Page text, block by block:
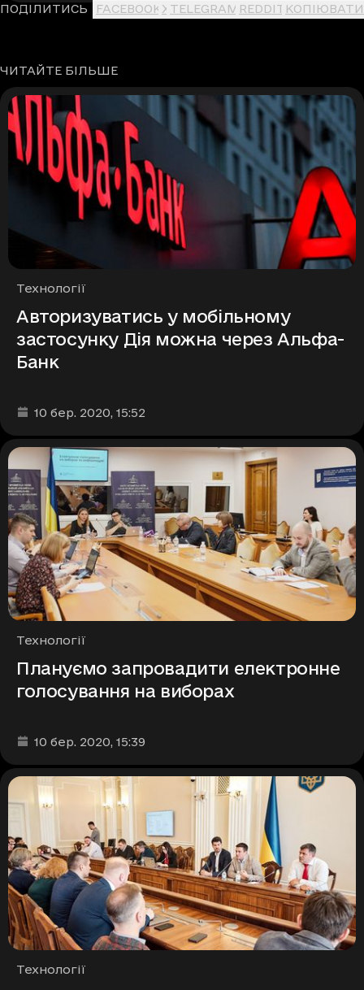
ПОДІЛИТИСЬ FACEBOOK X TELEGRAM REDDIT КОПІЮВАТИ
ЧИТАЙТЕ БІЛЬШЕ
Рубрики
Технології
Авторизуватись у мобільному
застосунку Дія можна через Альфа-
Банк
Дата та час публікації
10 бер. 2020, 15:52
Рубрики
Технології
Плануємо запровадити електронне
голосування на виборах
Дата та час публікації
10 бер. 2020, 15:39
Рубрики
Технології